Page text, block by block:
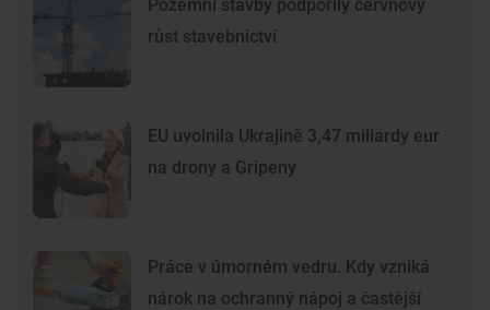
Pozemní stavby podpořily červnový
růst stavebnictví
EU uvolnila Ukrajině 3,47 miliardy eur
na drony a Gripeny
Práce v úmorném vedru. Kdy vzniká
nárok na ochranný nápoj a častější